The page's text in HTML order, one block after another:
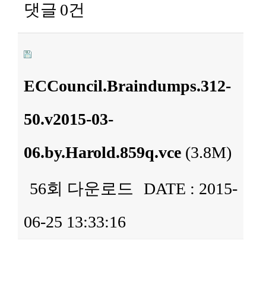
댓글 0건
ECCouncil.Braindumps.312-
50.v2015-03-
06.by.Harold.859q.vce (3.8M)
56회 다운로드
DATE : 2015-
06-25 13:33:16